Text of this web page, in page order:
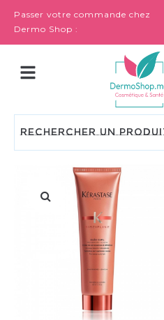
Passer votre commande chez
Dermo Shop :